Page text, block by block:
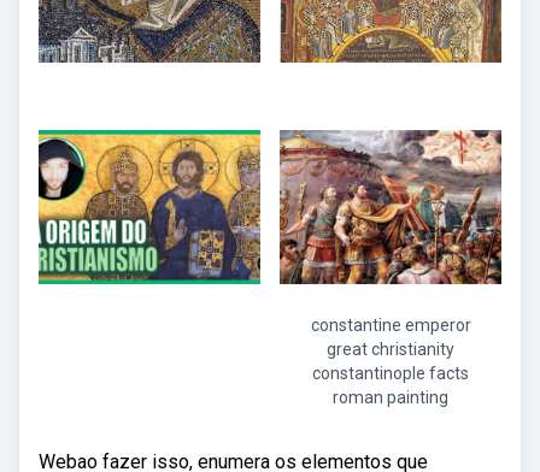
constantine emperor
great christianity
constantinople facts
roman painting
Webao fazer isso, enumera os elementos que